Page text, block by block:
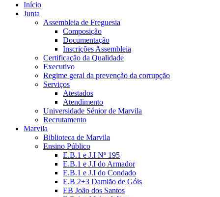
Início
Junta
Assembleia de Freguesia
Composição
Documentação
Inscrições Assembleia
Certificação da Qualidade
Executivo
Regime geral da prevenção da corrupção
Serviços
Atestados
Atendimento
Universidade Sénior de Marvila
Recrutamento
Marvila
Biblioteca de Marvila
Ensino Público
E.B.1 e J.I Nº 195
E.B.1 e J.I do Armador
E.B.1 e J.I do Condado
E.B 2+3 Damião de Góis
EB João dos Santos